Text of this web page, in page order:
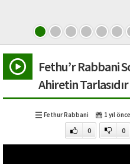
Fethu’r Rabbani
Ahiretin Tarlasıdır
Fethur Rabbani 1 yıl önce
0 0